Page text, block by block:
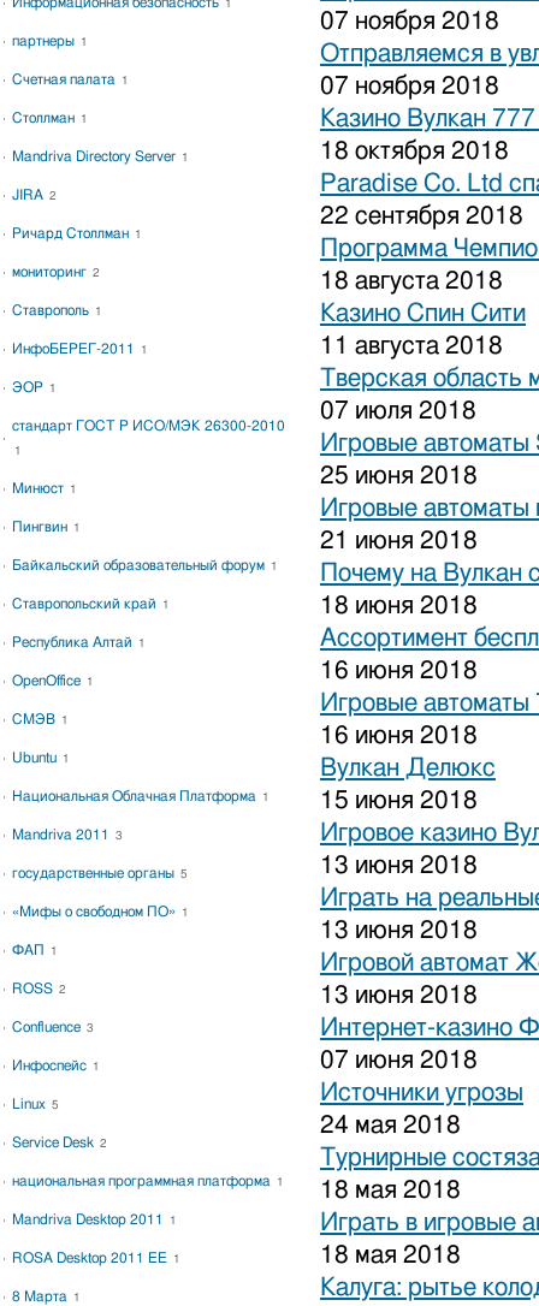
07 ноября 2018
Отправляемся в
07 ноября 2018
Казино Вулкан
18 октября 2018
Paradise Co. Ltd
22 сентября 2018
Программа
18 августа 2018
Казино Спин Сити
11 августа 2018
Тверская область
07 июля 2018
Игровые автоматы
25 июня 2018
Игровые
21 июня 2018
Почему на Вулкан
18 июня 2018
Ассортимент
16 июня 2018
Игровые автоматы
16 июня 2018
Вулкан Делюкс
15 июня 2018
Игровое казино
13 июня 2018
Играть на
13 июня 2018
Игровой автомат
13 июня 2018
Интернет-казино
07 июня 2018
Источники угрозы
24 мая 2018
Турнирные
18 мая 2018
Играть в игровые
18 мая 2018
Калуга: рытье
1
партнеры 1
Счетная палата 1
Столлман 1
Mandriva Directory Server 1
JIRA 2
Ричард Столлман 1
мониторинг 2
Ставрополь 1
ИнфоБЕРЕГ-2011 1
ЭОР 1
стандарт ГОСТ Р ИСО/МЭК 26300-2010
1
Минюст 1
Пингвин 1
Байкальский образовательный форум 1
Ставропольский край 1
Республика Алтай 1
OpenOffice 1
СМЭВ 1
Ubuntu 1
Национальная Облачная Платформа 1
Mandriva 2011 3
государственные органы 5
«Мифы о свободном ПО» 1
ФАП 1
ROSS 2
Confluence 3
Инфоспейс 1
Linux 5
Service Desk 2
национальная программная платформа 1
Mandriva Desktop 2011 1
ROSA Desktop 2011 EE 1
8 Марта 1